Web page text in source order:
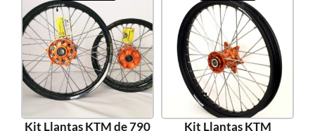
Kit Llantas KTM de 790 Kit Llantas KTM